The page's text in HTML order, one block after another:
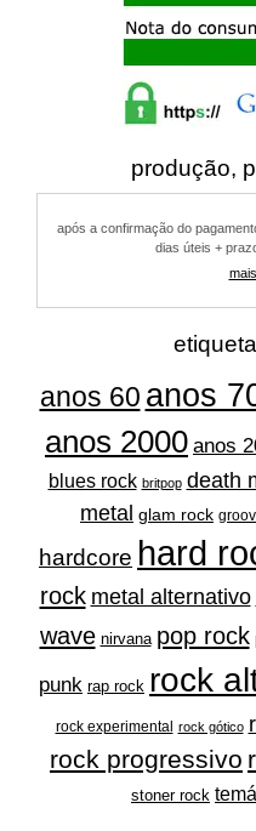
produção,
após a confirmação do
dias úteis +
anos 60 anos
anos 2000 anos
blues rock britpop death
metal glam rock
hardcore hard
rock metal alternativo
wave nirvana pop rock
punk rap rock rock
rock experimental rock gótico
rock progressivo
stoner rock